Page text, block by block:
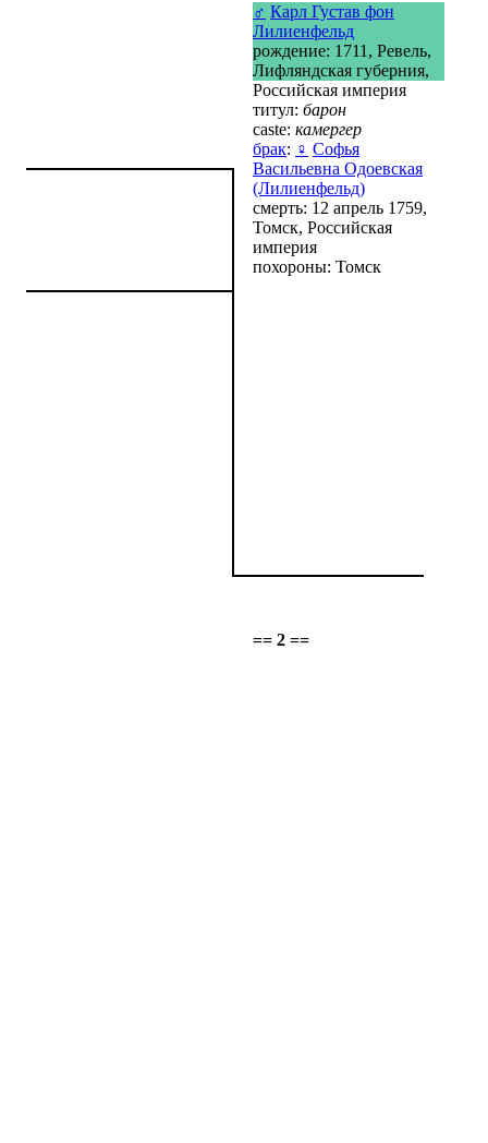
♂ Карл Густав фон
Лилиенфельд
рождение: 1711, Ревель,
Лифляндская губерния,
Российская империя
титул: барон
caste: камергер
брак: ♀ Софья
Васильевна Одоевская
(Лилиенфельд)
смерть: 12 апрель 1759,
Томск, Российская
империя
похороны: Томск
== 2 ==